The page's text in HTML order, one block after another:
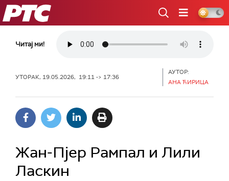
РТС
Читај ми!
УТОРАК, 19.05.2026, 19:11 -> 17:36
АУТОР:
АНА ЋИРИЦА
Жан-Пјер Рампал и Лили
Ласкин